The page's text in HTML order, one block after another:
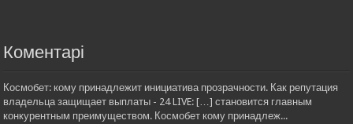
Коментарі
Космобет: кому принадлежит инициатива прозрачности. Как репутация
владельца защищает выплаты - 24 LIVE: […] становится главным
конкурентным преимуществом. Космобет кому принадлеж...